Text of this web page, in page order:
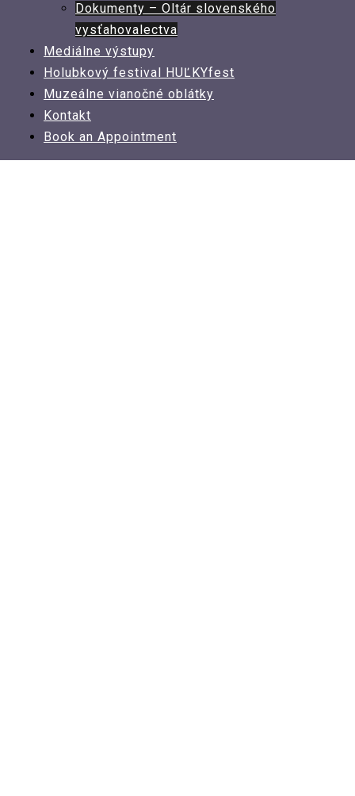
Dokumenty – Oltár slovenského
vysťahovalectva
Mediálne výstupy
Holubkový festival HUĽKYfest
Muzeálne vianočné oblátky
Kontakt
Book an Appointment